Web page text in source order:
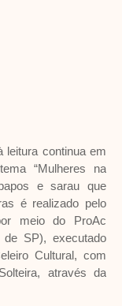
leitura continua em
“Mulheres na
e sarau que
é realizado pelo
meio do ProAc
SP), executado
Cultural, com
através da